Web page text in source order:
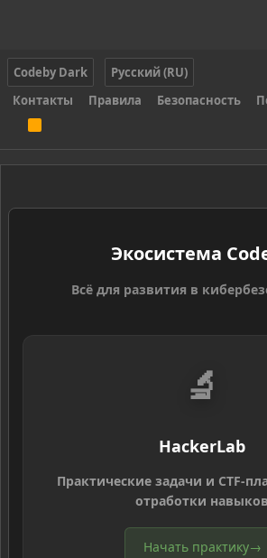
Codeby Dark
Русский (RU)
Контакты
Правила Безопасность
S
Экосистема
Всё для развития в
🔬
HackerLab
Практические задачи и CTF-
отработки навыков
Начать практику→